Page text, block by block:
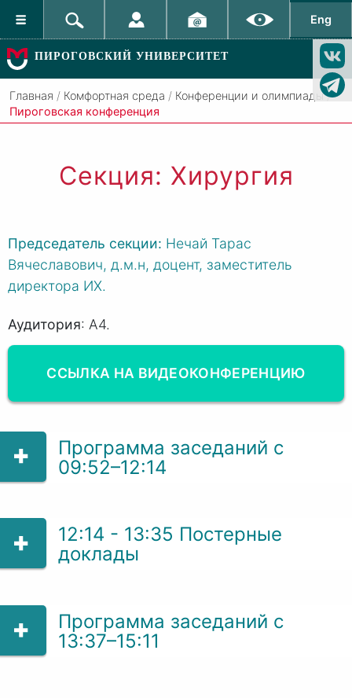
Eng
ПИРОГОВСКИЙ УНИВЕРСИТЕТ
Главная / Комфортная среда / Конференции и олимпиады /
Пироговская конференция
Секция: Хирургия
Председатель секции: Нечай Тарас
Вячеславович, д.м.н, доцент, заместитель
директора ИХ.
Аудитория: А4.
ССЫЛКА НА ВИДЕОКОНФЕРЕНЦИЮ
Программа заседаний с
09:52–12:14
12:14 - 13:35 Постерные
доклады
Программа заседаний с
13:37–15:11